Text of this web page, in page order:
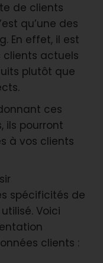
de clients
qu’une des
En effet, il est
clients actuels
plutôt que
ces
ils pourront
à vos clients
spécificités de
Voici
clients :